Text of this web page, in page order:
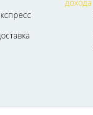
дохода